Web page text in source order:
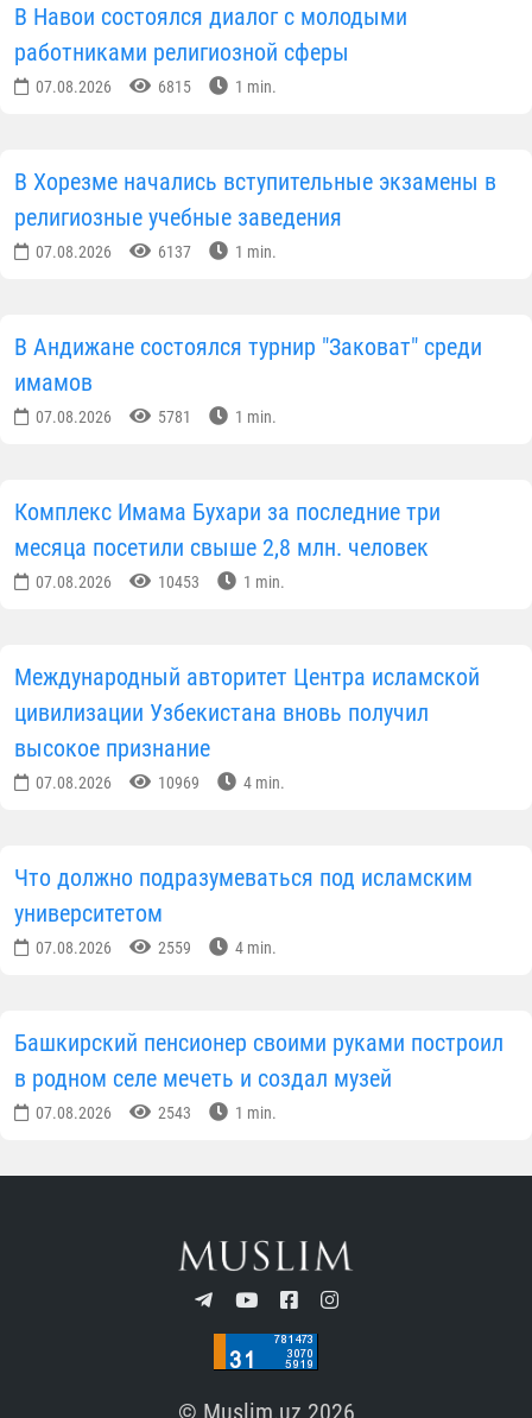
В Навои состоялся диалог с молодыми
работниками религиозной сферы
07.08.2026 6815 1 min.
В Хорезме начались вступительные экзамены в
религиозные учебные заведения
07.08.2026 6137 1 min.
В Андижане состоялся турнир "Заковат" среди
имамов
07.08.2026 5781 1 min.
Комплекс Имама Бухари за последние три
месяца посетили свыше 2,8 млн. человек
07.08.2026 10453 1 min.
Международный авторитет Центра исламской
цивилизации Узбекистана вновь получил
высокое признание
07.08.2026 10969 4 min.
Что должно подразумеваться под исламским
университетом
07.08.2026 2559 4 min.
Башкирский пенсионер своими руками построил
в родном селе мечеть и создал музей
07.08.2026 2543 1 min.
© Muslim.uz 2026